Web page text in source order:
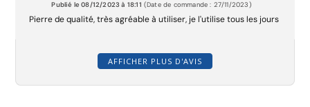
Publié le 08/12/2023 à 18:11 (Date de commande : 27/11/2023)
Pierre de qualité, très agréable à utiliser, je l'utilise tous les jours
AFFICHER PLUS D'AVIS